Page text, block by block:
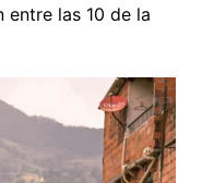
las 10 de la